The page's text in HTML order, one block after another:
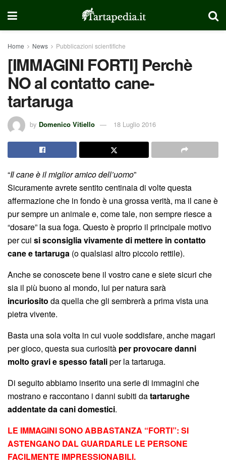
Home News Pubblicazioni scientifiche
[IMMAGINI FORTI] Perchè
NO al contatto cane-
tartaruga
by Domenico Vitiello 18 Luglio 2016
“Il cane è il miglior amico dell’uomo”
Sicuramente avrete sentito centinaia di volte questa
affermazione che in fondo è una grossa verità, ma il cane è
pur sempre un animale e, come tale, non sempre riesce a
“dosare” la sua foga. Questo è proprio il principale motivo
per cui si sconsiglia vivamente di mettere in contatto
cane e tartaruga (o qualsiasi altro piccolo rettile).
Anche se conoscete bene il vostro cane e siete sicuri che
sia il più buono al mondo, lui per natura sarà
incuriosito da quella che gli sembrerà a prima vista una
pietra vivente.
Basta una sola volta in cui vuole soddisfare, anche magari
per gioco, questa sua curiosità per provocare danni
molto gravi e spesso fataliper la tartaruga.
Di seguito abbiamo inserito una serie di immagini che
mostrano e raccontano i danni subiti datartarughe
addentate da cani domestici.
LE IMMAGINI SONO ABBASTANZA “FORTI”: SI
ASTENGANO DAL GUARDARLE LE PERSONE
FACILMENTE IMPRESSIONABILI.